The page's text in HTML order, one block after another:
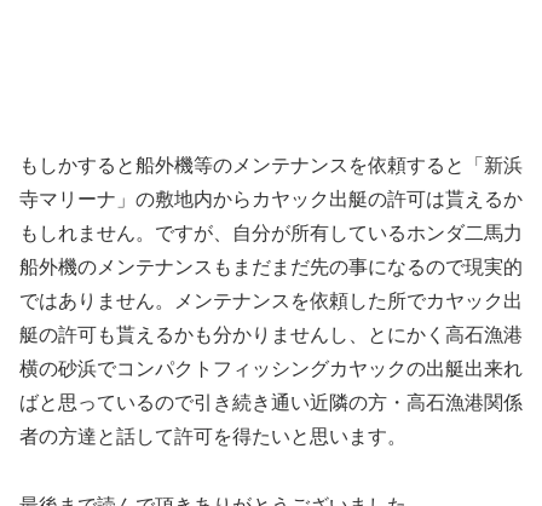
もしかすると船外機等のメンテナンスを依頼すると「新浜
寺マリーナ」の敷地内からカヤック出艇の許可は貰えるか
もしれません。ですが、自分が所有しているホンダ二馬力
船外機のメンテナンスもまだまだ先の事になるので現実的
ではありません。メンテナンスを依頼した所でカヤック出
艇の許可も貰えるかも分かりませんし、とにかく高石漁港
横の砂浜でコンパクトフィッシングカヤックの出艇出来れ
ばと思っているので引き続き通い近隣の方・高石漁港関係
者の方達と話して許可を得たいと思います。